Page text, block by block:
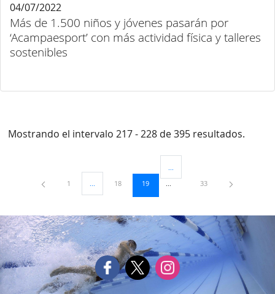
Más de 1.500 niños y jóvenes pasarán por
‘Acampaesport’ con más actividad física y talleres
sostenibles
04/07/2022
Mostrando el intervalo 217 - 228 de 395 resultados.
Página
1 ...Páginas intermedias Use TAB para desplazarse.
Página
18 Página
19
Páginas intermedias Use TAB
Página
33